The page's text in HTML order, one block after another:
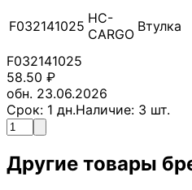
F032141025 HC-
CARGO Втулка
F032141025
58.50 ₽
обн. 23.06.2026
Срок: 1 дн.Наличие: 3 шт.
Другие товары